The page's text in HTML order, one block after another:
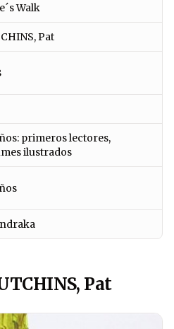
Walk
Pat
primeros lectores,
ilustrados
Pat